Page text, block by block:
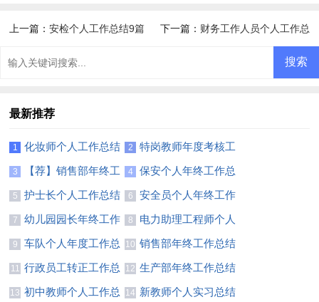
上一篇：安检个人工作总结9篇 下一篇： 财务工作人员个人工作总
最新推荐
1
化妆师个人工作总结
10篇
2
特岗教师年度考核工
作总结
3
【荐】销售部年终工
作总结
4
保安个人年终工作总
结通用15篇
5
护士长个人工作总结
范文
6
安全员个人年终工作
总结(汇编15篇)
7
幼儿园园长年终工作
总结合集15篇
8
电力助理工程师个人
总结
9
车队个人年度工作总
结6篇
10 销售部年终工作总结
【精】
11
行政员工转正工作总
结
12 生产部年终工作总结
(15篇)
13 初中教师个人工作总
14 新教师个人实习总结